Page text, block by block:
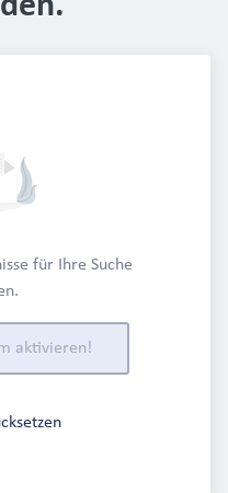
für Ihre Suche
aktivieren!